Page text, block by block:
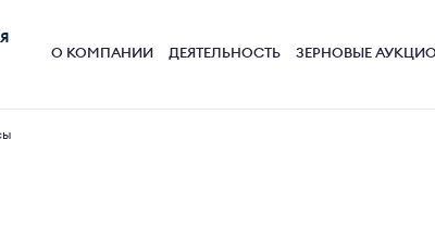
О КОМПАНИИ ДЕЯТЕЛЬНОСТЬ ЗЕРНОВЫЕ